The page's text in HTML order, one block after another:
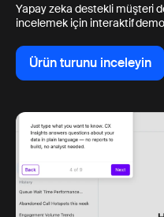
Yapay zeka destekli müşteri
incelemek için interaktif
Ürün turunu inceleyin
Ürün turunu